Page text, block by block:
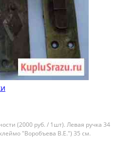
(2000 руб. / 1шт). Левая ручка 34
"Воробъева В.Е.") 35 см.